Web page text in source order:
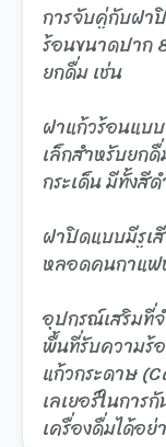
การจับคู่กับฝา
ร้อนขนาดปาก
ยกดื่ม เช่น
ฝาแก้วร้อนแบ
เล็กสำหรับยก
กระเด็น มีทั้งสี
ฝาปิดแบบมีรูเ
หลอดคนกาแฟ
อุปกรณ์เสริมที่
พื้นที่รับความร้
แก้วกระดาษ
เลเยอร์ในกา
เครื่องดื่มได้อ